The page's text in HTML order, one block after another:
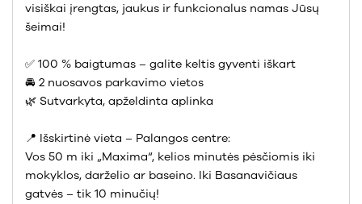
visiškai įrengtas, jaukus ir funkcionalus namas Jūsų
šeimai!
✅ 100 % baigtumas – galite keltis gyventi iškart
🚘 2 nuosavos parkavimo vietos
🌿 Sutvarkyta, apželdinta aplinka
📍 Išskirtinė vieta – Palangos centre:
Vos 50 m iki „Maxima“, kelios minutės pėsčiomis iki
mokyklos, darželio ar baseino. Iki Basanavičiaus
gatvės – tik 10 minučių!